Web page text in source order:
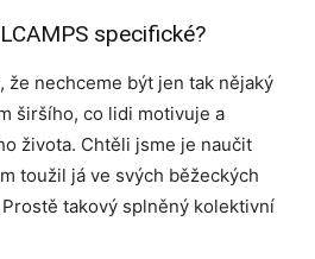
specifické?
že nechceme být jen tak nějaký
širšího, co lidi motivuje a
života. Chtěli jsme je naučit
toužil já ve svých běžeckých
takový splněný kolektivní